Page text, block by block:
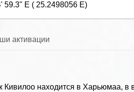
59.3" E ( 25.2498056 E)
активации
Кивилоо находится в Харьюмаа, в